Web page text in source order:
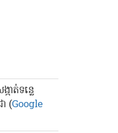
ាត់ទន្លេ
(Google